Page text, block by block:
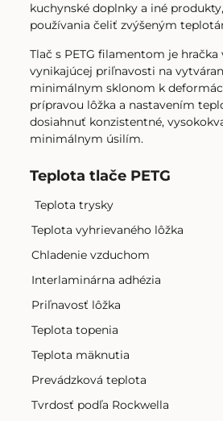
kuchynské doplnky a iné
používania čeliť zvýšeným
Tlač s PETG filamentom je hračka
vynikajúcej priľnavosti na
minimálnym sklonom k
prípravou lôžka a nastavením
dosiahnuť konzistentné,
minimálnym úsilím.
Teplota tlače PETG
Teplota trysky
Teplota vyhrievaného lôžka
Chladenie vzduchom
Interlaminárna adhézia
Priľnavosť lôžka
Teplota topenia
Teplota mäknutia
Prevádzková teplota
Tvrdosť podľa Rockwella